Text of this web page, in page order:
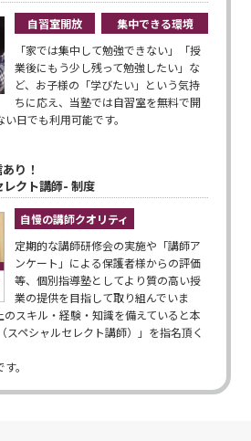
自習室開放
集中できる環境
「家では集中して勉強できない」「授
業後にもう少し残って勉強したい」な
ど、お子様の「学びたい」という気持
ちに応え、当塾では自習室を無料で開
日でも利用可能です。
り！
クト講師- 制度
自慢の講師クオリティ
定期的な講師研修会の実施や「講師ア
ンケート」による保護者様からの評価
等、個別指導塾としてより質の高い授
業の提供を目指して取り組んでいま
スキル・経験・知識を備えていると本
スペシャルセレクト講師）」を指名頂く
。